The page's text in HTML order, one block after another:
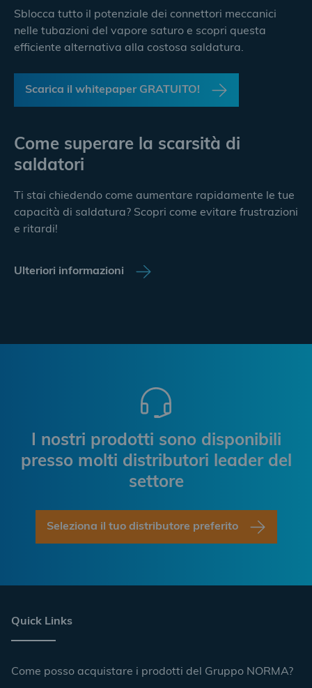
Sblocca tutto il potenziale dei connettori meccanici
nelle tubazioni del vapore saturo e scopri questa
efficiente alternativa alla costosa saldatura.
Scarica il whitepaper GRATUITO!
Come superare la scarsità di
saldatori
Ti stai chiedendo come aumentare rapidamente le tue
capacità di saldatura? Scopri come evitare frustrazioni
e ritardi!
Ulteriori informazioni
I nostri prodotti sono disponibili
presso molti distributori leader del
settore
Seleziona il tuo distributore preferito
Quick Links
Come posso acquistare i prodotti del Gruppo NORMA?